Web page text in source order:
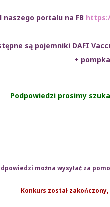
naszego portalu na FB
są pojemniki DAFI
+
Podpowiedzi prosimy
można wysyłać za
Konkurs został